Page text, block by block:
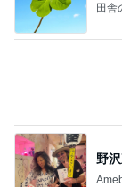
田舎
野